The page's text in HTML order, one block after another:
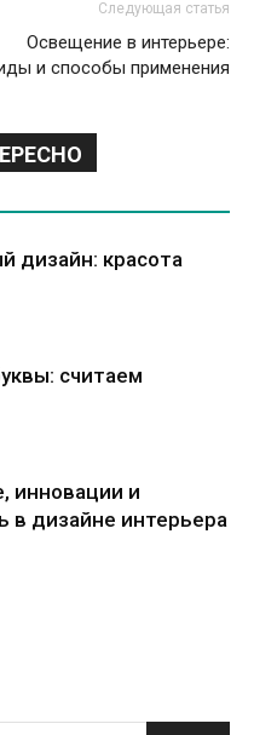
Следующая статья
Освещение в интерьере:
и способы применения
дизайн: красота
считаем
инновации и
в дизайне интерьера